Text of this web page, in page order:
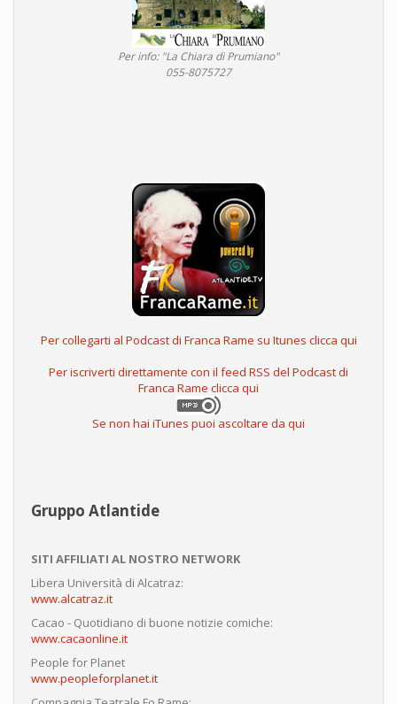
Per info: "La Chiara di Prumiano"
055-8075727
Per collegarti al Podcast di Franca Rame su Itunes clicca qui
Per iscriverti direttamente con il feed RSS del Podcast di
Franca Rame clicca qui
Se non hai iTunes puoi ascoltare da qui
Gruppo Atlantide
SITI AFFILIATI AL NOSTRO NETWORK
Libera Università di Alcatraz:
www.alcatraz.it
Cacao - Quotidiano di buone notizie comiche:
www.cacaonline.it
People for Planet
www.peopleforplanet.it